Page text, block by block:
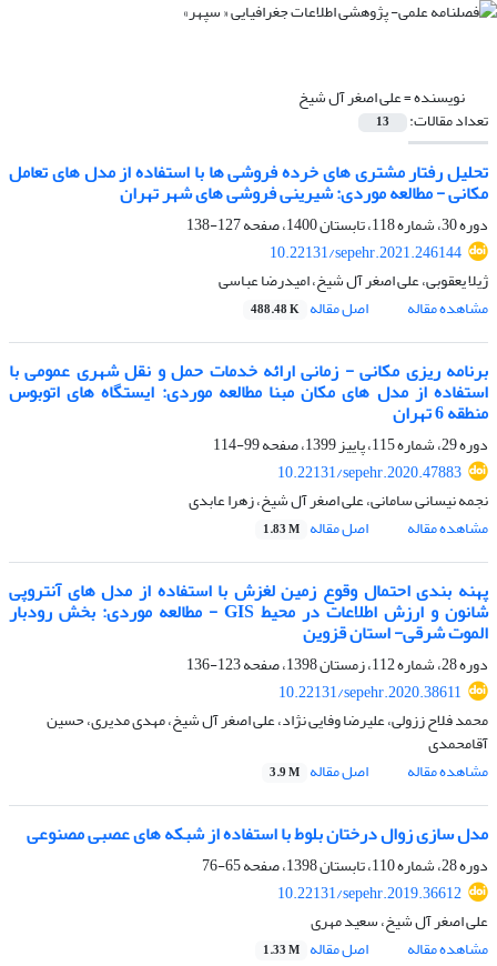
نویسنده =علی اصغر آل شیخ
تعداد مقالات: 13
تحلیل رفتار مشتری های خرده فروشی ها با استفاده از مدل های تعامل
مکانی - مطالعه موردی: شیرینی فروشی های شهر تهران
دوره 30، شماره 118، تابستان 1400، صفحه
127-138
10.22131/sepehr.2021.246144
ژیلا یعقوبی، علی اصغر آل شیخ، امیدرضا عباسی
مشاهده مقاله
اصل مقاله 488.48 K
برنامه ریزی مکانی - زمانی ارائه خدمات حمل و نقل شهری عمومی با
استفاده از مدل های مکان مبنا مطالعه موردی: ایستگاه های اتوبوس
منطقه 6 تهران
دوره 29، شماره 115، پاییز 1399، صفحه
99-114
10.22131/sepehr.2020.47883
نجمه نیسانی سامانی، علی اصغر آل شیخ، زهرا عابدی
مشاهده مقاله
اصل مقاله 1.83 M
پهنه بندی احتمال وقوع زمین لغزش با استفاده از مدل های آنتروپی
شانون و ارزش اطلاعات در محیط GIS - مطالعه موردی: بخش رودبار
الموت شرقی- استان قزوین
دوره 28، شماره 112، زمستان 1398، صفحه
123-136
10.22131/sepehr.2020.38611
محمد فلاح ززولی، علیرضا وفایی نژاد، علی اصغر آل شیخ، مهدی مدیری، حسین
آقامحمدی
مشاهده مقاله
اصل مقاله 3.9 M
مدل سازی زوال درختان بلوط با استفاده از شبکه­ های عصبی مصنوعی
دوره 28، شماره 110، تابستان 1398، صفحه
65-76
10.22131/sepehr.2019.36612
علی اصغر آل شیخ، سعید مهری
مشاهده مقاله
اصل مقاله 1.33 M